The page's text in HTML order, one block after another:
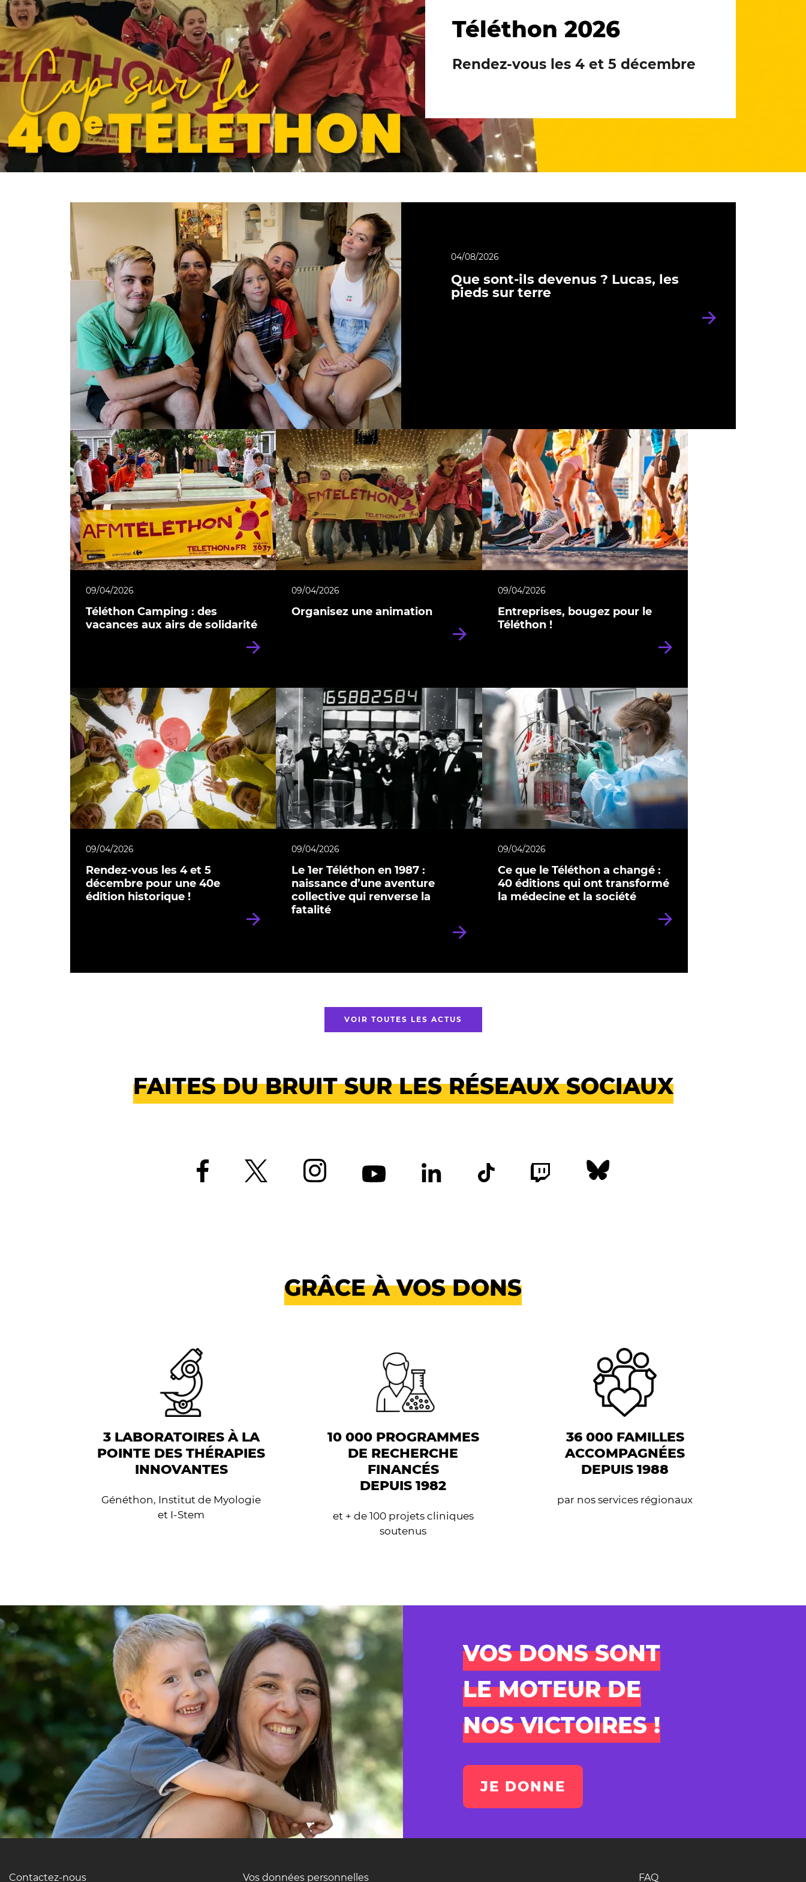
Téléthon 2026
Rendez-vous les 4 et 5 décembre
04/08/2026
Que sont-ils devenus ? Lucas, les
pieds sur terre
09/04/2026
Téléthon Camping : des
vacances aux airs de solidarité
09/04/2026
Organisez une animation
09/04/2026
Entreprises, bougez pour le
Téléthon !
09/04/2026
Rendez-vous les 4 et 5
décembre pour une 40e
édition historique !
09/04/2026
Le 1er Téléthon en 1987 :
naissance d’une aventure
collective qui renverse la
fatalité
09/04/2026
Ce que le Téléthon a changé :
40 éditions qui ont transformé
la médecine et la société
VOIR TOUTES LES ACTUS
FAITES DU BRUIT SUR LES RÉSEAUX SOCIAUX
GRÂCE À VOS DONS
3 LABORATOIRES À LA
POINTE DES THÉRAPIES
INNOVANTES
Généthon, Institut de Myologie
et I-Stem
10 000 PROGRAMMES
DE RECHERCHE
FINANCÉS
DEPUIS 1982
et + de 100 projets cliniques
soutenus
36 000 FAMILLES
ACCOMPAGNÉES
DEPUIS 1988
par nos services régionaux
VOS DONS SONT
LE MOTEUR DE
NOS VICTOIRES !
JE DONNE
Contactez-nous Vos données personnelles FAQ